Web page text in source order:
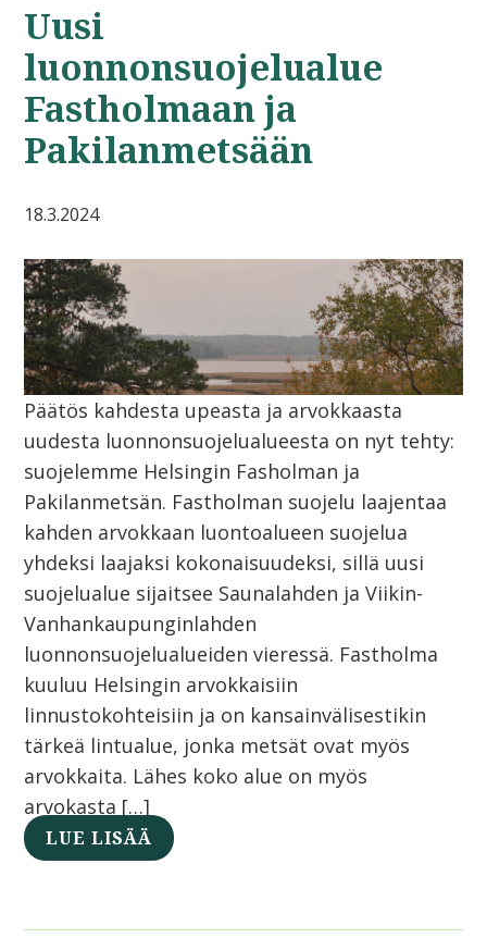
Uusi
luonnonsuojelualue
Fastholmaan ja
Pakilanmetsään
18.3.2024
Päätös kahdesta upeasta ja arvokkaasta
uudesta luonnonsuojelualueesta on nyt tehty:
suojelemme Helsingin Fasholman ja
Pakilanmetsän. Fastholman suojelu laajentaa
kahden arvokkaan luontoalueen suojelua
yhdeksi laajaksi kokonaisuudeksi, sillä uusi
suojelualue sijaitsee Saunalahden ja Viikin-
Vanhankaupunginlahden
luonnonsuojelualueiden vieressä. Fastholma
kuuluu Helsingin arvokkaisiin
linnustokohteisiin ja on kansainvälisestikin
tärkeä lintualue, jonka metsät ovat myös
arvokkaita. Lähes koko alue on myös
arvokasta […]
LUE LISÄÄ